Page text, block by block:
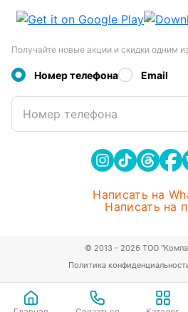
Получайте новые акции и скидки одним
Номер телефона Email
Номер телефона
Написать на
Написать на
Политика
© 2013 - 2026 ТОО